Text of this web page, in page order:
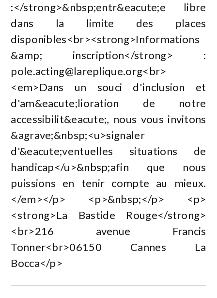
:</strong>&nbsp;entr&eacute;e libre
dans la limite des places
disponibles<br><strong>Informations
&amp; inscription</strong> :
pole.acting@lareplique.org<br>
<em>Dans un souci d'inclusion et
d'am&eacute;lioration de notre
accessibilit&eacute;, nous vous invitons
&agrave;&nbsp;<u>signaler
d'&eacute;ventuelles situations de
handicap</u>&nbsp;afin que nous
puissions en tenir compte au mieux.
</em></p> <p>&nbsp;</p> <p>
<strong>La Bastide Rouge</strong>
<br>216 avenue Francis
Tonner<br>06150 Cannes La
Bocca</p>